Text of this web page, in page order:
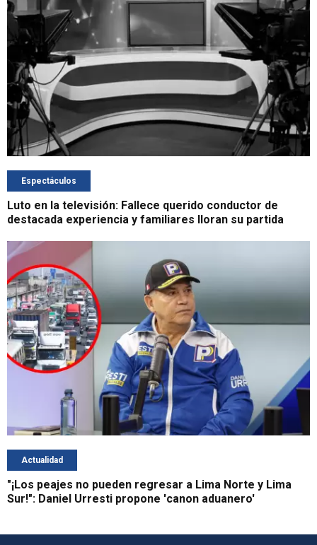
Espectáculos
Luto en la televisión: Fallece querido conductor de
destacada experiencia y familiares lloran su partida
Actualidad
"¡Los peajes no pueden regresar a Lima Norte y Lima
Sur!": Daniel Urresti propone 'canon aduanero'